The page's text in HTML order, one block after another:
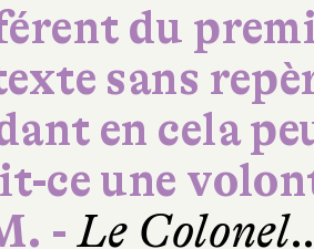
du
sans
en cela
ce une
- Le Colonel